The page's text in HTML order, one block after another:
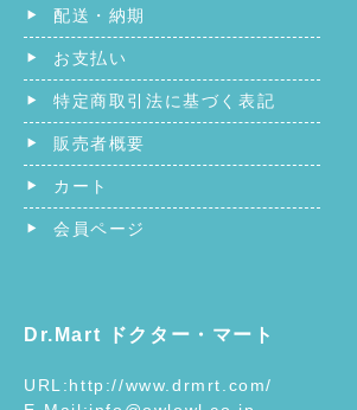
配送・納期
お支払い
特定商取引法に基づく表記
販売者概要
カート
会員ページ
Dr.Mart ドクター・マート
URL:http://www.drmrt.com/